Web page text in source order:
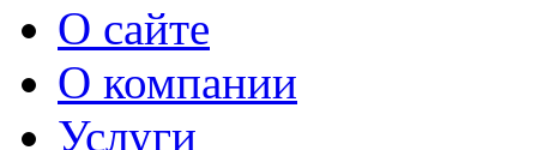
О сайте
О компании
Услуги